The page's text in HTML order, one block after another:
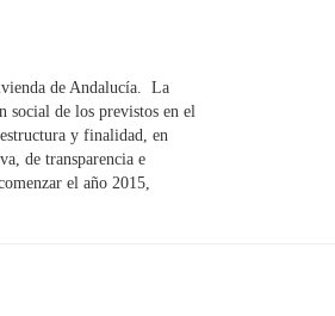
de Andalucía. La
social de los previstos en el
y finalidad, en
de transparencia e
el año 2015,